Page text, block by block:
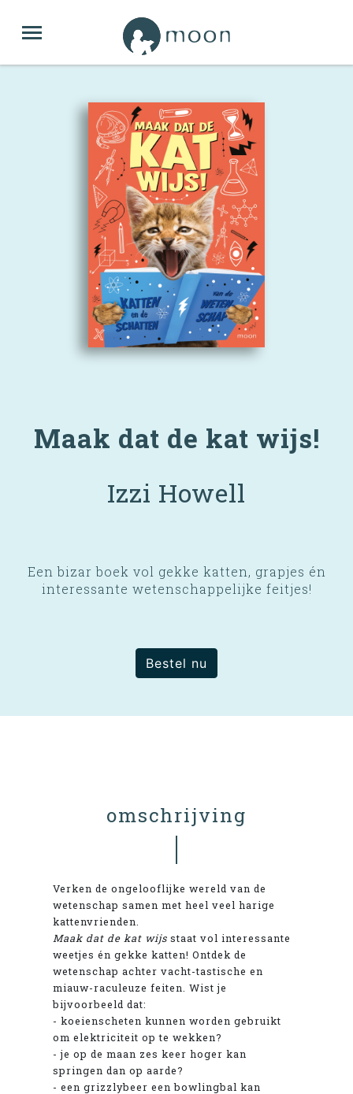
Maak dat de kat wijs!
Izzi Howell
Een bizar boek vol gekke katten, grapjes én
interessante wetenschappelijke feitjes!
Bestel nu
omschrijving
Verken de ongelooflijke wereld van de
wetenschap samen met heel veel harige
kattenvrienden.
Maak dat de kat wijs staat vol interessante
weetjes én gekke katten! Ontdek de
wetenschap achter vacht-tastische en
miauw-raculeuze feiten. Wist je
bijvoorbeeld dat:
- koeienscheten kunnen worden gebruikt
om elektriciteit op te wekken?
- je op de maan zes keer hoger kan
springen dan op aarde?
- een grizzlybeer een bowlingbal kan